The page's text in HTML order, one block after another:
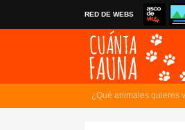
RED DE WEBS
¿Qué animales quieres